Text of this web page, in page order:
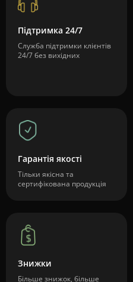
Підтримка 24/7
Служба підтримки клієнтів
24/7 без вихідних
Гарантія якості
Тільки якісна та
сертифікована продукція
Знижки
Більше знижок, більше